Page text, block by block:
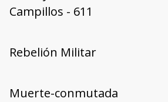
Campillos - 611
Rebelión Militar
Muerte-conmutada